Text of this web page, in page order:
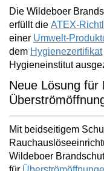
Die Wildeboer
erfüllt die ATEX-
einer Umwelt-
dem Hygienezertifikat
Hygieneinstitut
Neue Lösung für
Mit beidseitigem
Wildeboer